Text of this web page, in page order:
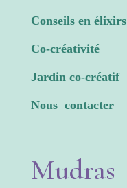
Conseils en élixirs
Co-créativité
Jardin co-créatif
Nous contacter
Mudras